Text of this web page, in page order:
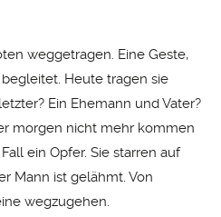
weggetragen. Eine Geste,
Heute tragen sie
Ein Ehemann und Vater?
morgen nicht mehr kommen
ein Opfer. Sie starren auf
Mann ist gelähmt. Von
wegzugehen.